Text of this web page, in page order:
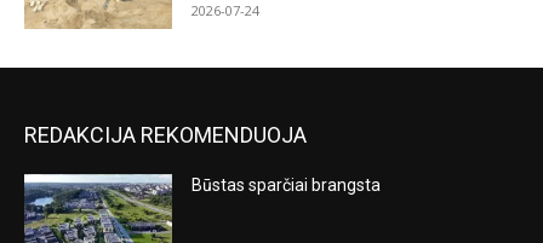
2026-07-24
REDAKCIJA REKOMENDUOJA
Būstas sparčiai brangsta